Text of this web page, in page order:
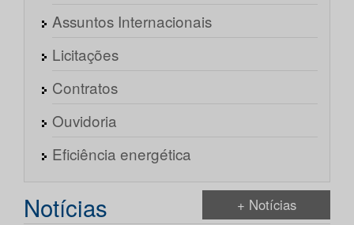
Assuntos Internacionais
Licitações
Contratos
Ouvidoria
Eficiência energética
Notícias + Notícias